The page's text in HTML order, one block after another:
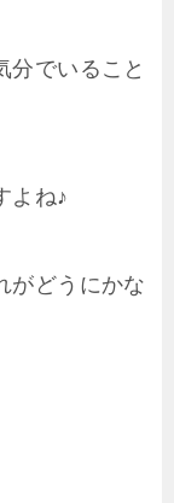
分でいること
よね♪
がどうにかな